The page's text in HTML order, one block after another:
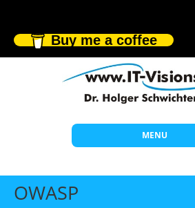
Buy me a coffee
MENU
Start
OWASP